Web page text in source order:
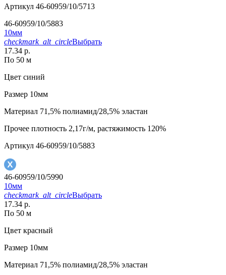
Артикул 46-60959/10/5713
46-60959/10/5883
10мм
checkmark_alt_circleВыбрать
17.34 р.
По 50 м
Цвет синий
Размер 10мм
Материал 71,5% полиамид/28,5% эластан
Прочее плотность 2,17г/м, растяжимость 120%
Артикул 46-60959/10/5883
46-60959/10/5990
10мм
checkmark_alt_circleВыбрать
17.34 р.
По 50 м
Цвет красный
Размер 10мм
Материал 71,5% полиамид/28,5% эластан